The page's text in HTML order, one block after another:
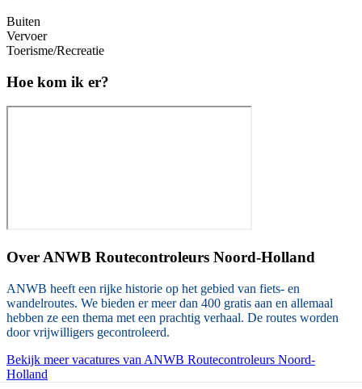
Buiten
Vervoer
Toerisme/Recreatie
Hoe kom ik er?
Over ANWB Routecontroleurs Noord-Holland
ANWB heeft een rijke historie op het gebied van fiets- en
wandelroutes. We bieden er meer dan 400 gratis aan en allemaal
hebben ze een thema met een prachtig verhaal. De routes worden
door vrijwilligers gecontroleerd.
Bekijk meer vacatures van ANWB Routecontroleurs Noord-
Holland